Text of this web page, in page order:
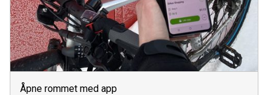
Åpne rommet med app